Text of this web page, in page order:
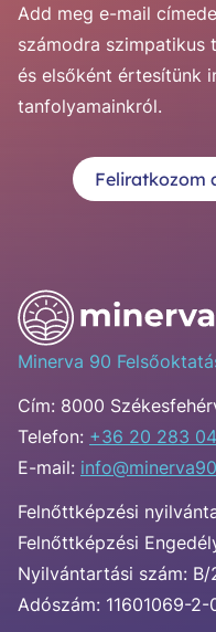
Add meg e-mail
számodra szimpatikus
és elsőként értesítünk
tanfolyamainkról.
Feliratkozom
Minerva 90
Cím: 8000
Telefon: +36 20 283
E-mail:
Felnőttképzési
Felnőttképzési
Nyilvántartási szám:
Adószám: 11601069-2-